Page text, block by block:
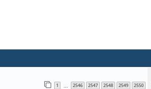
1 2546 2547 2548 2549 2550